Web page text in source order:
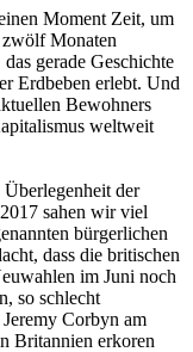
Moment Zeit, um
zwölf Monaten
gerade Geschichte
Erdbeben erlebt. Und
Bewohners
weltweit
der
sahen wir viel
bürgerlichen
dass die britischen
im Juni noch
so schlecht
Corbyn am
Britannien erkoren